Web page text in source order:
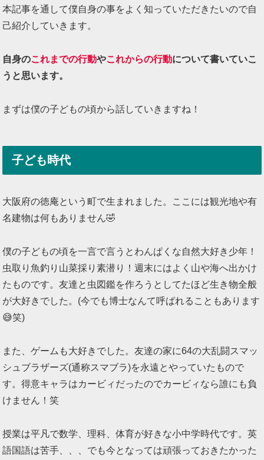
本記事を通して僕自身の事をよく知っていただきたいので自
己紹介していきます。
自身のこれまでの行動やこれからの行動について書いていこ
うと思います。
まずは僕の子どもの頃から話していきますね！
子ども時代
大阪府の徳庵という町で生まれました。ここには観光地や有
名建物は何もありません🤣
僕の子どもの頃を一言で言うとわんぱくな自然大好き少年！
虫取り魚釣り山菜採り素潜り！週末にはよく山や海へ出かけ
たものです。友達と虫図鑑を作ろうとしてたほど生き物全般
が大好きでした。(今でも博士なんて呼ばれることもあります
😅笑)
また、ゲームも大好きでした。友達の家に64の大乱闘スマッ
シュブラザーズ(通称スマブラ)を永遠とやっていたもので
す。得意キャラはカービィだったのでカービィなら誰にも負
けません！笑
授業は平凡で数学、理科、体育が好きな小中学時代です。英
語国語は苦手、、、でも今となっては頑張っておきたかった